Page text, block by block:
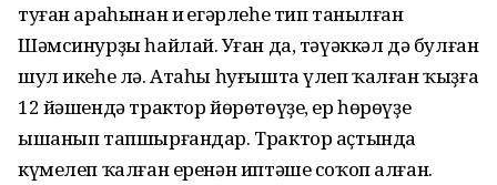
туған араһынан иң егәрлеһе тип танылған
Шәмсинурҙы һайлай. Уңған да, тәүәккәл дә булған
шул икеһе лә. Атаһы һуғышта үлеп ҡалған ҡыҙға
12 йәшендә трактор йөрөтөүҙе, ер һөрөүҙе
ышанып тапшырғандар. Трактор аҫтында
күмелеп ҡалған еренән иптәше соҡоп алған.